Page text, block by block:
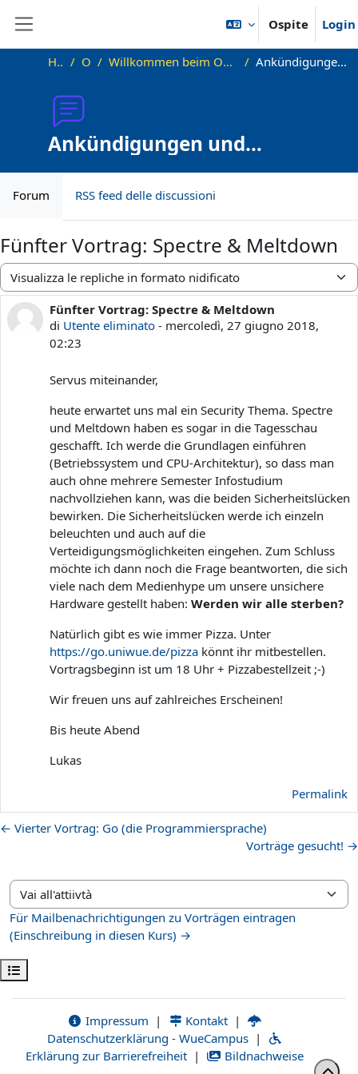
Ospite Login
Apri indice del corso
Home OKInf Willkommen beim Offenen Informatikkolloquium! Ankündigungen und Vortragstermine
Ankündigungen und
Vortragstermine
Forum RSS feed delle discussioni
Fünfter Vortrag: Spectre & Meltdown
Modalità visualizzazione
Fünfter Vortrag: Spectre & Meltdown
di Utente eliminato- mercoledì, 27 giugno 2018,
02:23
Numero di risposte: 0
Servus miteinander,
heute erwartet uns mal ein Security Thema. Spectre
und Meltdown haben es sogar in die Tagesschau
geschafft. Ich werde die Grundlagen einführen
(Betriebssystem und CPU-Architektur), so dass man
auch ohne mehrere Semester Infostudium
nachvollziehen kann, was die beiden Sicherheitslücken
bewirken. Die Sicherheitslücken werde ich einzeln
beleuchten und auch auf die
Verteidigungsmöglichkeiten eingehen. Zum Schluss
möchte ich dann noch die Frage beantworten, die sich
viele nach dem Medienhype um unsere unsichere
Hardware gestellt haben: Werden wir alle sterben?
Natürlich gibt es wie immer Pizza. Unter
https://go.uniwue.de/pizza könnt ihr mitbestellen.
Vortragsbeginn ist um 18 Uhr + Pizzabestellzeit ;-)
Wir freuen uns auf zahlreiches Erscheinen!
Bis heute Abend
Lukas
Permalink
← Vierter Vortrag: Go (die Programmiersprache)
Vorträge gesucht! →
Vai all'attiivtà
Für Mailbenachrichtigungen zu Vorträgen eintragen
(Einschreibung in diesen Kurs) →
Impressum | Kontakt |
Datenschutzerklärung - WueCampus |
Erklärung zur Barrierefreiheit | Bildnachweise